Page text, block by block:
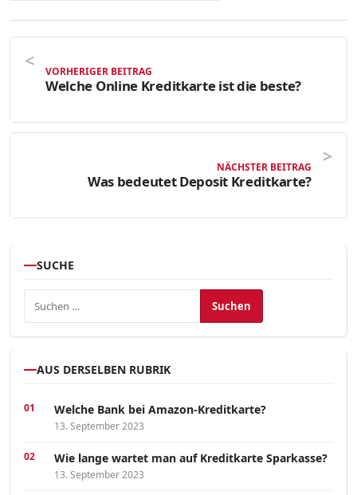
VORHERIGER BEITRAG
Welche Online Kreditkarte ist die beste?
NÄCHSTER BEITRAG
Was bedeutet Deposit Kreditkarte?
SUCHE
Suchen nach:
AUS DERSELBEN RUBRIK
Welche Bank bei Amazon-Kreditkarte?
13. September 2023
Wie lange wartet man auf Kreditkarte Sparkasse?
13. September 2023